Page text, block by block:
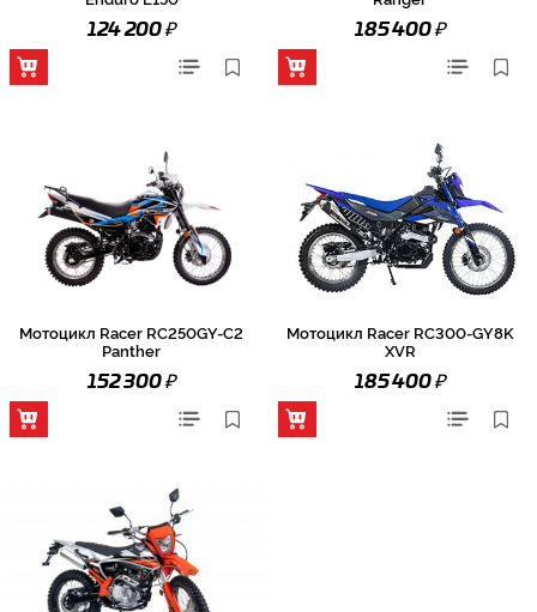
124 200₽ 185 400₽
Мотоцикл Racer RC250GY-C2
Panther
152 300₽
Мотоцикл Racer RC300-GY8K
XVR
185 400₽